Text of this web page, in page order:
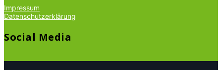
Impressum
Datenschutzerklärung
Social Media